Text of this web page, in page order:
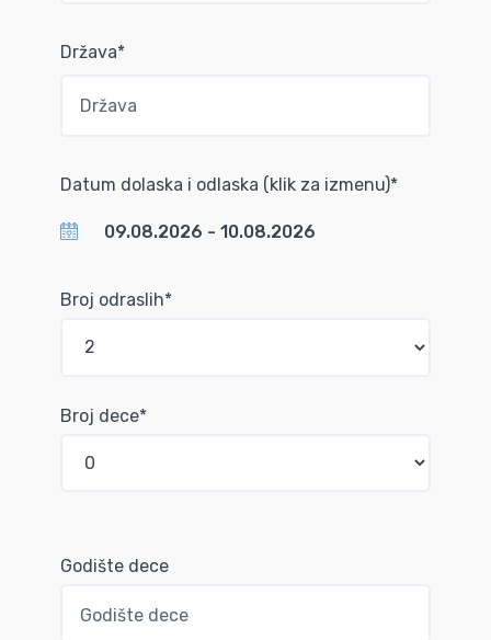
Država*
Datum dolaska i odlaska (klik za izmenu)*
Broj odraslih*
Broj dece*
Godište dece